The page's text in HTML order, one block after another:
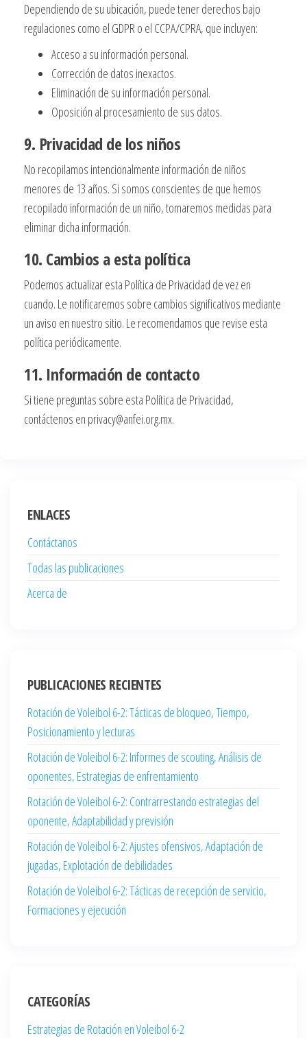
Dependiendo de su ubicación, puede tener derechos bajo
regulaciones como el GDPR o el CCPA/CPRA, que incluyen:
Acceso a su información personal.
Corrección de datos inexactos.
Eliminación de su información personal.
Oposición al procesamiento de sus datos.
9. Privacidad de los niños
No recopilamos intencionalmente información de niños
menores de 13 años. Si somos conscientes de que hemos
recopilado información de un niño, tomaremos medidas para
eliminar dicha información.
10. Cambios a esta política
Podemos actualizar esta Política de Privacidad de vez en
cuando. Le notificaremos sobre cambios significativos mediante
un aviso en nuestro sitio. Le recomendamos que revise esta
política periódicamente.
11. Información de contacto
Si tiene preguntas sobre esta Política de Privacidad,
contáctenos en privacy@anfei.org.mx.
ENLACES
Contáctanos
Todas las publicaciones
Acerca de
PUBLICACIONES RECIENTES
Rotación de Voleibol 6-2: Tácticas de bloqueo, Tiempo,
Posicionamiento y lecturas
Rotación de Voleibol 6-2: Informes de scouting, Análisis de
oponentes, Estrategias de enfrentamiento
Rotación de Voleibol 6-2: Contrarrestando estrategias del
oponente, Adaptabilidad y previsión
Rotación de Voleibol 6-2: Ajustes ofensivos, Adaptación de
jugadas, Explotación de debilidades
Rotación de Voleibol 6-2: Tácticas de recepción de servicio,
Formaciones y ejecución
CATEGORÍAS
Estrategias de Rotación en Voleibol 6-2